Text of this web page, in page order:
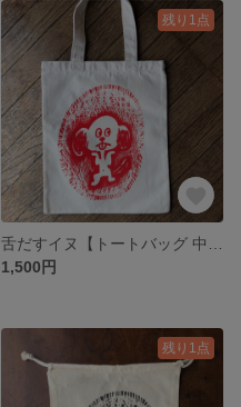
残り1点
1,500円
残り1点